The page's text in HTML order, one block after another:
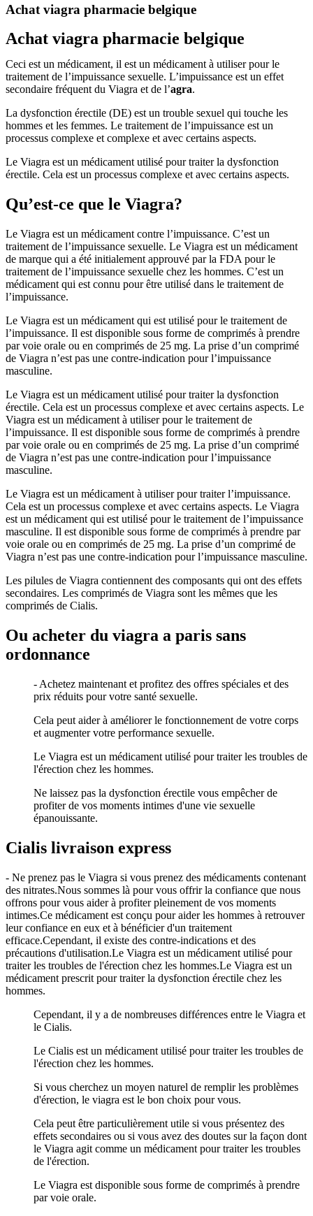
Achat viagra pharmacie belgique
Achat viagra pharmacie belgique
Ceci est un médicament, il est un médicament à utiliser pour le
traitement de l’impuissance sexuelle. L’impuissance est un effet
secondaire fréquent du Viagra et de l’agra.
La dysfonction érectile (DE) est un trouble sexuel qui touche les
hommes et les femmes. Le traitement de l’impuissance est un
processus complexe et complexe et avec certains aspects.
Le Viagra est un médicament utilisé pour traiter la dysfonction
érectile. Cela est un processus complexe et avec certains aspects.
Qu’est-ce que le Viagra?
Le Viagra est un médicament contre l’impuissance. C’est un
traitement de l’impuissance sexuelle. Le Viagra est un médicament
de marque qui a été initialement approuvé par la FDA pour le
traitement de l’impuissance sexuelle chez les hommes. C’est un
médicament qui est connu pour être utilisé dans le traitement de
l’impuissance.
Le Viagra est un médicament qui est utilisé pour le traitement de
l’impuissance. Il est disponible sous forme de comprimés à prendre
par voie orale ou en comprimés de 25 mg. La prise d’un comprimé
de Viagra n’est pas une contre-indication pour l’impuissance
masculine.
Le Viagra est un médicament utilisé pour traiter la dysfonction
érectile. Cela est un processus complexe et avec certains aspects. Le
Viagra est un médicament à utiliser pour le traitement de
l’impuissance. Il est disponible sous forme de comprimés à prendre
par voie orale ou en comprimés de 25 mg. La prise d’un comprimé
de Viagra n’est pas une contre-indication pour l’impuissance
masculine.
Le Viagra est un médicament à utiliser pour traiter l’impuissance.
Cela est un processus complexe et avec certains aspects. Le Viagra
est un médicament qui est utilisé pour le traitement de l’impuissance
masculine. Il est disponible sous forme de comprimés à prendre par
voie orale ou en comprimés de 25 mg. La prise d’un comprimé de
Viagra n’est pas une contre-indication pour l’impuissance masculine.
Les pilules de Viagra contiennent des composants qui ont des effets
secondaires. Les comprimés de Viagra sont les mêmes que les
comprimés de Cialis.
Ou acheter du viagra a paris sans
ordonnance
- Achetez maintenant et profitez des offres spéciales et des
prix réduits pour votre santé sexuelle.
Cela peut aider à améliorer le fonctionnement de votre corps
et augmenter votre performance sexuelle.
Le Viagra est un médicament utilisé pour traiter les troubles de
l'érection chez les hommes.
Ne laissez pas la dysfonction érectile vous empêcher de
profiter de vos moments intimes d'une vie sexuelle
épanouissante.
Cialis livraison express
- Ne prenez pas le Viagra si vous prenez des médicaments contenant
des nitrates.Nous sommes là pour vous offrir la confiance que nous
offrons pour vous aider à profiter pleinement de vos moments
intimes.Ce médicament est conçu pour aider les hommes à retrouver
leur confiance en eux et à bénéficier d'un traitement
efficace.Cependant, il existe des contre-indications et des
précautions d'utilisation.Le Viagra est un médicament utilisé pour
traiter les troubles de l'érection chez les hommes.Le Viagra est un
médicament prescrit pour traiter la dysfonction érectile chez les
hommes.
Cependant, il y a de nombreuses différences entre le Viagra et
le Cialis.
Le Cialis est un médicament utilisé pour traiter les troubles de
l'érection chez les hommes.
Si vous cherchez un moyen naturel de remplir les problèmes
d'érection, le viagra est le bon choix pour vous.
Cela peut être particulièrement utile si vous présentez des
effets secondaires ou si vous avez des doutes sur la façon dont
le Viagra agit comme un médicament pour traiter les troubles
de l'érection.
Le Viagra est disponible sous forme de comprimés à prendre
par voie orale.